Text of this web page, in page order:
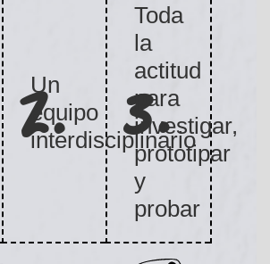
2.
Un
equipo
interdisciplinario
3.
Toda
la
actitud
para
investigar,
prototipar
y
probar